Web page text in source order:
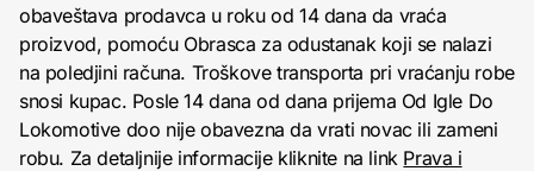
obaveštava prodavca u roku od 14 dana da vraća
proizvod, pomoću Obrasca za odustanak koji se nalazi
na poledjini računa. Troškove transporta pri vraćanju robe
snosi kupac. Posle 14 dana od dana prijema Od Igle Do
Lokomotive doo nije obavezna da vrati novac ili zameni
robu. Za detaljnije informacije kliknite na link Prava i